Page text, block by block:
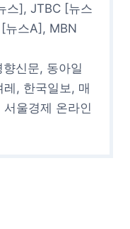
스], JTBC [뉴스
뉴스A], MBN
신문, 동아일
, 한국일보, 매
울경제 온라인